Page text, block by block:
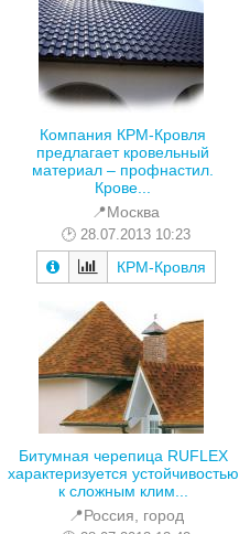
Компания КРМ-Кровля
предлагает кровельный
материал – профнастил.
Крове...
📍Москва
28.07.2013 10:23
КРМ-Кровля
Битумная черепица RUFLEX
характеризуется устойчивостью
к сложным клим...
📍Россия, город